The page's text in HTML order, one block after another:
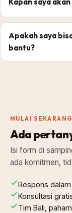
Apakah saya
bantu?
MULAI SEKARANG
Ada
Isi form di
ada komitmen,
Respons
Konsultasi
Tim Bali,